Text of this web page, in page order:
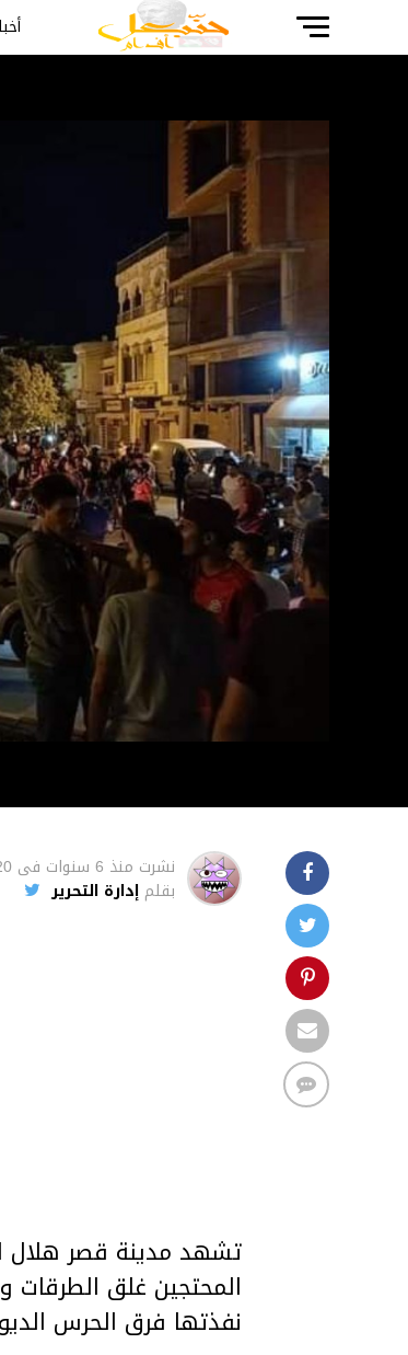
نشرت منذ 6 سنوات فى
بقلم إدارة التحرير
تشهد مدينة قصر هلال
المحتجين غلق الطرقات
نفذتها فرق الحرس